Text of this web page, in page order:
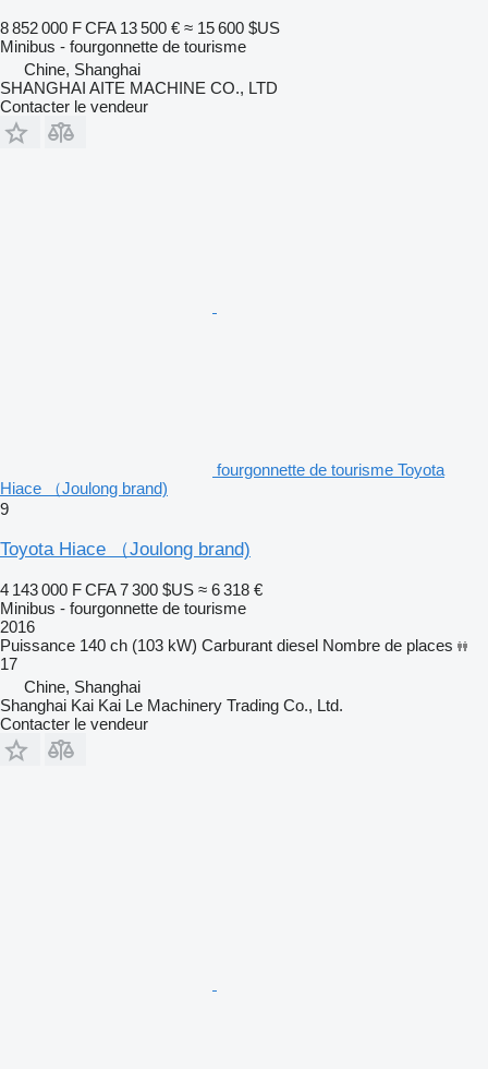
8 852 000 F CFA 13 500 € ≈ 15 600 $US
Minibus - fourgonnette de tourisme
Chine, Shanghai
SHANGHAI AITE MACHINE CO., LTD
Contacter le vendeur
fourgonnette de tourisme Toyota
Hiace （Joulong brand)
9
Toyota Hiace （Joulong brand)
4 143 000 F CFA 7 300 $US ≈ 6 318 €
Minibus - fourgonnette de tourisme
2016
Puissance 140 ch (103 kW) Carburant diesel Nombre de places
17
Chine, Shanghai
Shanghai Kai Kai Le Machinery Trading Co., Ltd.
Contacter le vendeur